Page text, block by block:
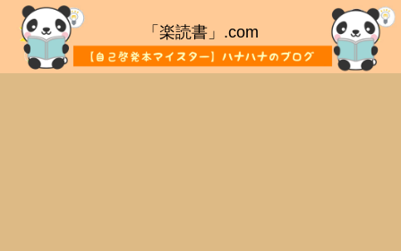
「楽読書」.com